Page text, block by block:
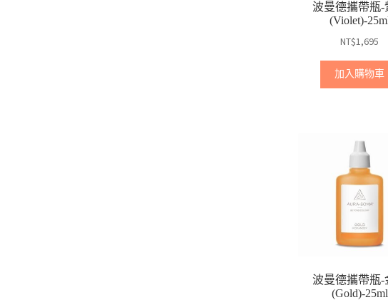
波曼德攜帶瓶-
(Violet)-
NT$1,695
加入購物車
波曼德攜帶瓶-
(Gold)-25ml